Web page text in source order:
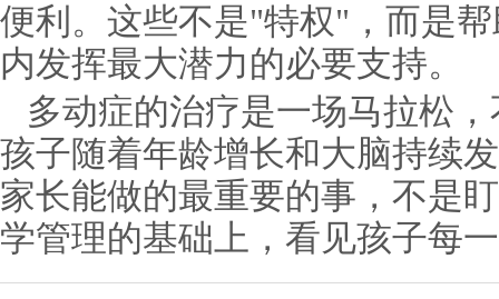
便利。这些不是"特权"，而是
内发挥最大潜力的必要支持。
多动症的治疗是一场马拉松
孩子随着年龄增长和大脑持续
家长能做的最重要的事，不是
学管理的基础上，看见孩子每